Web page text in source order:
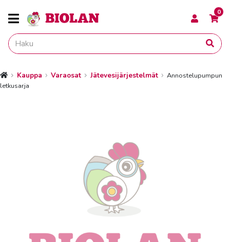
0
EtusivuKauppa Varaosat Jätevesijärjestelmät
Annostelupumpun
letkusarja